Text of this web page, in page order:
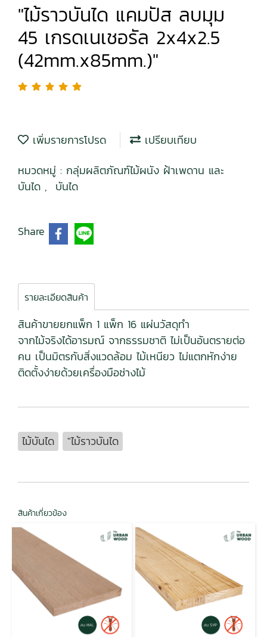
"ไม้ราวบันได แคมปัส ลบมุม
45 เกรดเนเชอรัล 2x4x2.5
(42mm.x85mm.)"
เพิ่มรายการโปรด
เปรียบเทียบ
หมวดหมู่ : กลุ่มผลิตภัณฑ์ไม้ผนัง ฝ้าเพดาน และ
บันได , บันได
Share
รายละเอียดสินค้า
สินค้าขายยกแพ็ก 1 แพ็ก 16 แผ่นวัสดุทำ
จากไม้จริงได้อารมณ์ จากธรรมชาติ ไม่เป็นอันตรายต่อ
คน เป็นมิตรกับสิ่งแวดล้อม ไม้เหนียว ไม่แตกหักง่าย
ติดตั้งง่ายด้วยเครื่องมือช่างไม้
ไม้บันได "ไม้ราวบันได
สินค้าเกี่ยวข้อง